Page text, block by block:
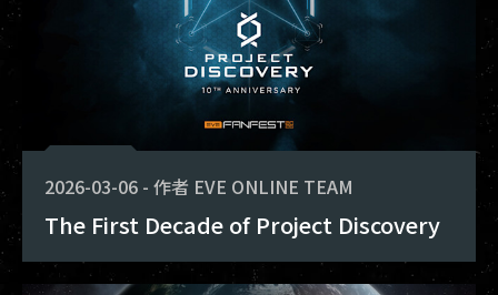
2026-03-06 - 作者 EVE ONLINE TEAM
The First Decade of Project Discovery